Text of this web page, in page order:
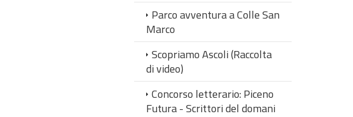
Parco avventura a Colle San
Marco
Scopriamo Ascoli (Raccolta
di video)
Concorso letterario: Piceno
Futura - Scrittori del domani